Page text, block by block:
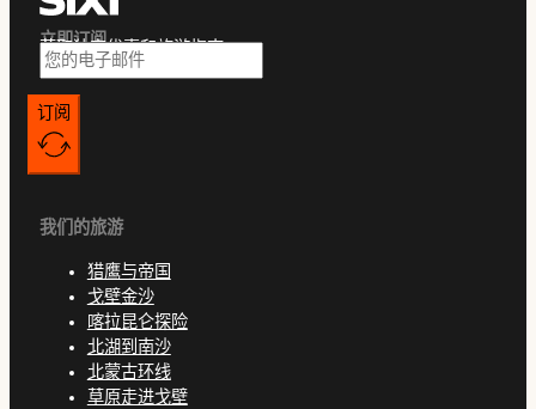
立即订阅
获取独家优惠和旅游指南
订阅
我们的旅游
猎鹰与帝国
戈壁金沙
喀拉昆仑探险
北湖到南沙
北蒙古环线
草原走进戈壁